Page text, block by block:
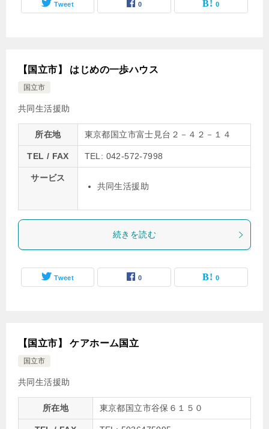
Tweet 0 0
【国立市】 はじめの一歩ハウス
国立市
共同生活援助
所在地 東京都国立市富士見台２－４２－１４
TEL / FAX TEL: 042-572-7998
サービス
共同生活援助
続きを読む
Tweet 0 0
【国立市】 ケアホーム国立
国立市
共同生活援助
所在地 東京都国立市谷保６１５０